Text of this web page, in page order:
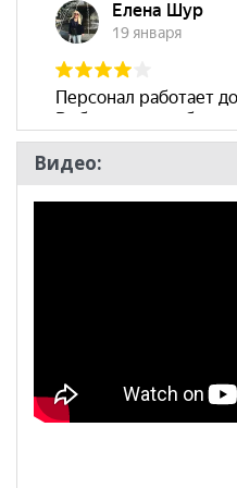
Видео: